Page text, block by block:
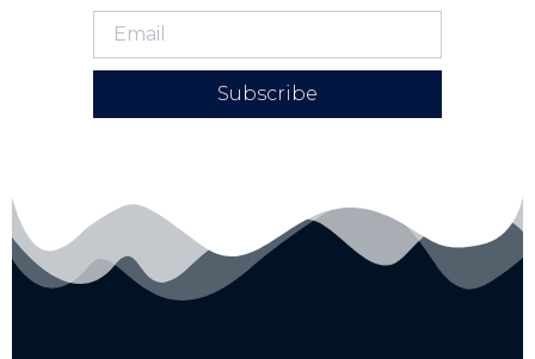
Subscribe